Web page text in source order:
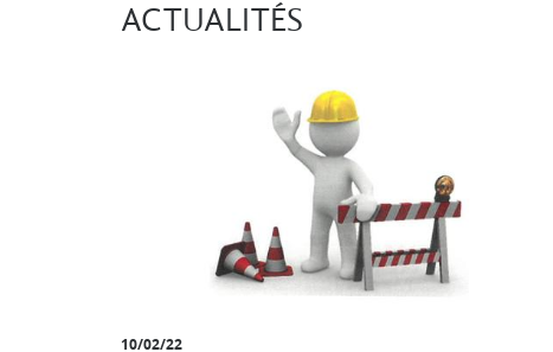
ACTUALITÉS
10/02/22